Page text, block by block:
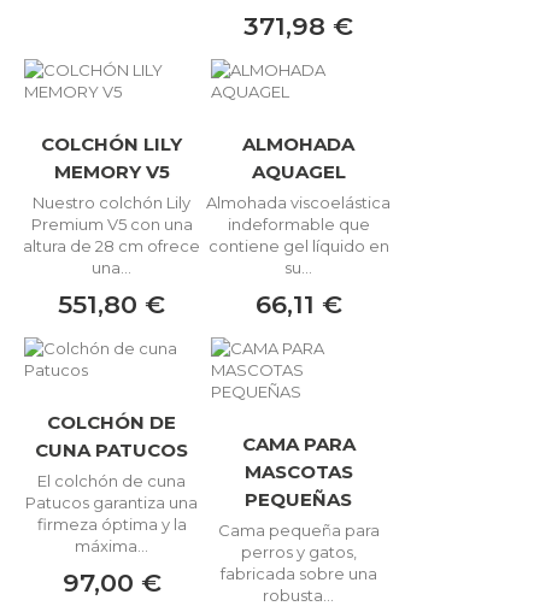
371,98 €
COLCHÓN LILY
MEMORY V5
Nuestro colchón Lily
Premium V5 con una
altura de 28 cm ofrece
una...
551,80 €
ALMOHADA
AQUAGEL
Almohada viscoelástica
indeformable que
contiene gel líquido en
su...
66,11 €
COLCHÓN DE
CUNA PATUCOS
El colchón de cuna
Patucos garantiza una
firmeza óptima y la
máxima...
97,00 €
CAMA PARA
MASCOTAS
PEQUEÑAS
Cama pequeña para
perros y gatos,
fabricada sobre una
robusta...